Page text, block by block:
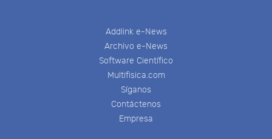
Addlink e-News
Archivo e-News
Software Científico
Multifisica.com
Síganos
Contáctenos
Empresa